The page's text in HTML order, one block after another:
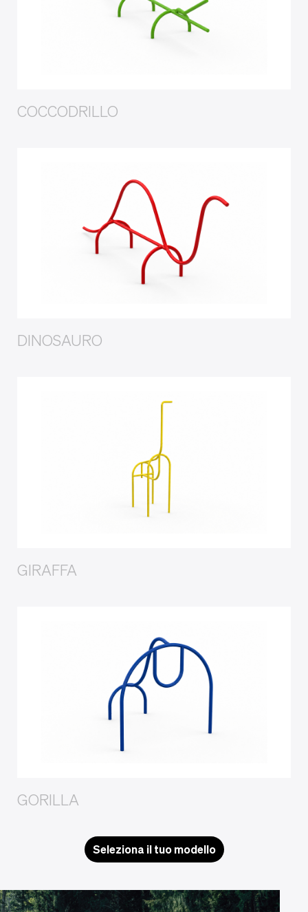
COCCODRILLO
DINOSAURO
GIRAFFA
GORILLA
Seleziona il tuo modello